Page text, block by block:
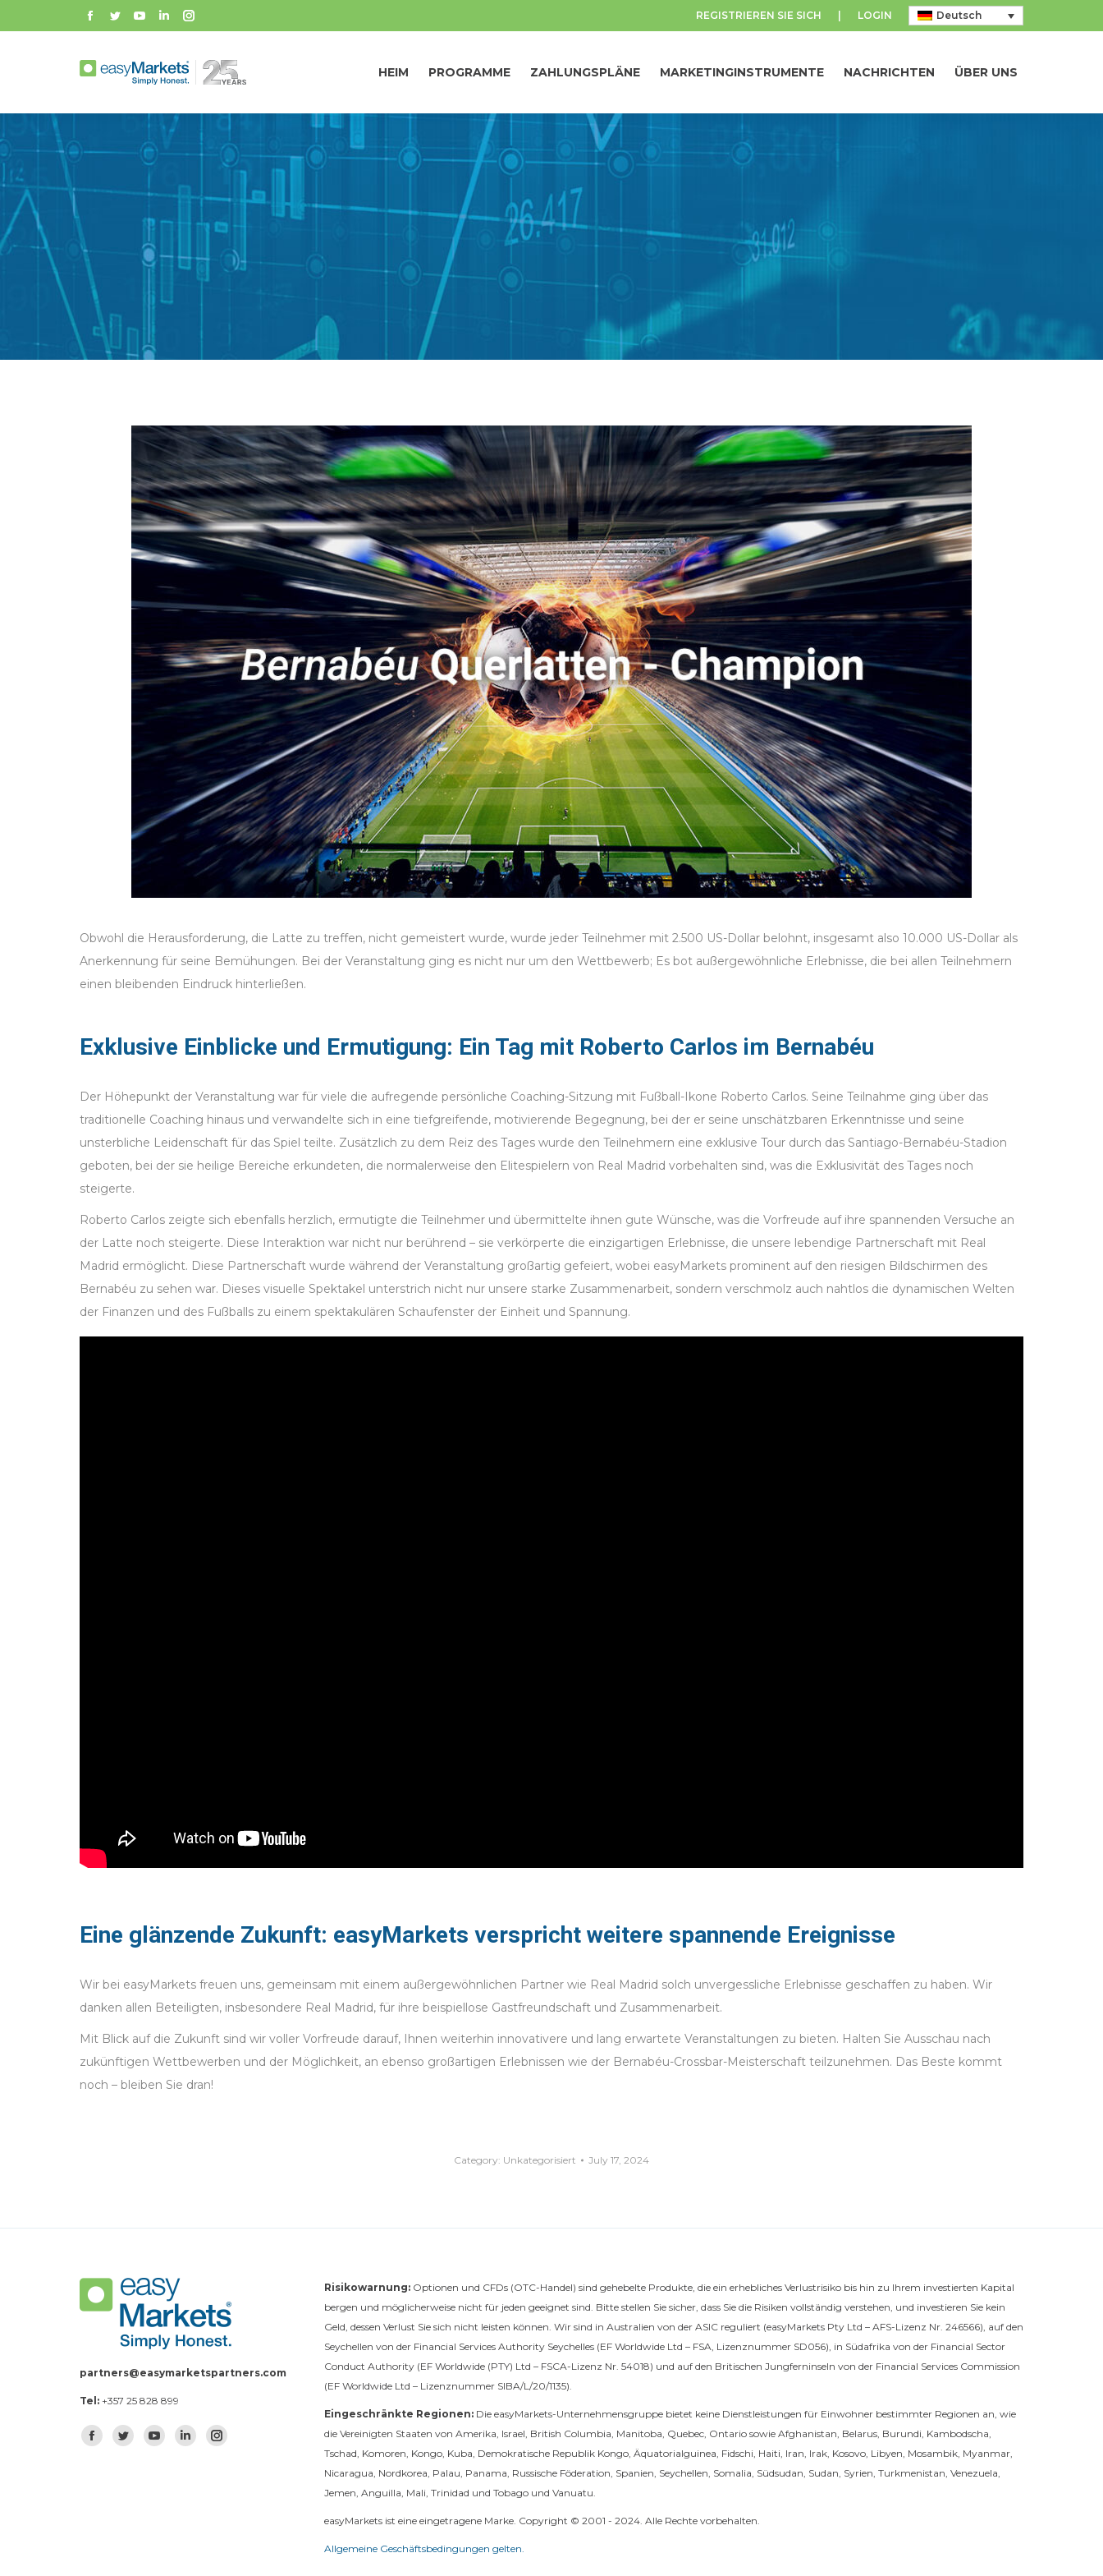
YouTubeLinkedinInstagram
REGISTRIEREN SIE SICH LOGIN Deutsch
HEIM PROGRAMME ZAHLUNGSPLÄNE MARKETINGINSTRUMENTE NACHRICHTEN ÜBER UNS
Obwohl die Herausforderung, die Latte zu treffen, nicht gemeistert wurde, wurde jeder Teilnehmer mit 2.500 US-Dollar belohnt, insgesamt also 10.000 US-Dollar als
Anerkennung für seine Bemühungen. Bei der Veranstaltung ging es nicht nur um den Wettbewerb; Es bot außergewöhnliche Erlebnisse, die bei allen Teilnehmern
einen bleibenden Eindruck hinterließen.
Exklusive Einblicke und Ermutigung: Ein Tag mit Roberto Carlos im Bernabéu
Der Höhepunkt der Veranstaltung war für viele die aufregende persönliche Coaching-Sitzung mit Fußball-Ikone Roberto Carlos. Seine Teilnahme ging über das
traditionelle Coaching hinaus und verwandelte sich in eine tiefgreifende, motivierende Begegnung, bei der er seine unschätzbaren Erkenntnisse und seine
unsterbliche Leidenschaft für das Spiel teilte. Zusätzlich zu dem Reiz des Tages wurde den Teilnehmern eine exklusive Tour durch das Santiago-Bernabéu-Stadion
geboten, bei der sie heilige Bereiche erkundeten, die normalerweise den Elitespielern von Real Madrid vorbehalten sind, was die Exklusivität des Tages noch
steigerte.
Roberto Carlos zeigte sich ebenfalls herzlich, ermutigte die Teilnehmer und übermittelte ihnen gute Wünsche, was die Vorfreude auf ihre spannenden Versuche an
der Latte noch steigerte. Diese Interaktion war nicht nur berührend – sie verkörperte die einzigartigen Erlebnisse, die unsere lebendige Partnerschaft mit Real
Madrid ermöglicht. Diese Partnerschaft wurde während der Veranstaltung großartig gefeiert, wobei easyMarkets prominent auf den riesigen Bildschirmen des
Bernabéu zu sehen war. Dieses visuelle Spektakel unterstrich nicht nur unsere starke Zusammenarbeit, sondern verschmolz auch nahtlos die dynamischen Welten
der Finanzen und des Fußballs zu einem spektakulären Schaufenster der Einheit und Spannung.
Eine glänzende Zukunft: easyMarkets verspricht weitere spannende Ereignisse
Wir bei easyMarkets freuen uns, gemeinsam mit einem außergewöhnlichen Partner wie Real Madrid solch unvergessliche Erlebnisse geschaffen zu haben. Wir
danken allen Beteiligten, insbesondere Real Madrid, für ihre beispiellose Gastfreundschaft und Zusammenarbeit.
Mit Blick auf die Zukunft sind wir voller Vorfreude darauf, Ihnen weiterhin innovativere und lang erwartete Veranstaltungen zu bieten. Halten Sie Ausschau nach
zukünftigen Wettbewerben und der Möglichkeit, an ebenso großartigen Erlebnissen wie der Bernabéu-Crossbar-Meisterschaft teilzunehmen. Das Beste kommt
noch – bleiben Sie dran!
Category: Unkategorisiert July 17, 2024
partners@easymarketspartners.com
Tel: +357 25 828 899
Finden Sie uns auf:
Facebook
TwitterYouTubeLinkedinInstagram
Risikowarnung:Optionen und CFDs (OTC-Handel) sind gehebelte Produkte, die ein erhebliches Verlustrisiko bis hin zu Ihrem investierten Kapital
bergen und möglicherweise nicht für jeden geeignet sind. Bitte stellen Sie sicher, dass Sie die Risiken vollständig verstehen, und investieren Sie kein
Geld, dessen Verlust Sie sich nicht leisten können. Wir sind in Australien von der ASIC reguliert (easyMarkets Pty Ltd – AFS-Lizenz Nr. 246566), auf den
Seychellen von der Financial Services Authority Seychelles (EF Worldwide Ltd – FSA, Lizenznummer SD056), in Südafrika von der Financial Sector
Conduct Authority (EF Worldwide (PTY) Ltd – FSCA-Lizenz Nr. 54018) und auf den Britischen Jungferninseln von der Financial Services Commission
(EF Worldwide Ltd – Lizenznummer SIBA/L/20/1135).
Eingeschränkte Regionen:Die easyMarkets-Unternehmensgruppe bietet keine Dienstleistungen für Einwohner bestimmter Regionen an, wie
die Vereinigten Staaten von Amerika, Israel, British Columbia, Manitoba, Quebec, Ontario sowie Afghanistan, Belarus, Burundi, Kambodscha,
Tschad, Komoren, Kongo, Kuba, Demokratische Republik Kongo, Äquatorialguinea, Fidschi, Haiti, Iran, Irak, Kosovo, Libyen, Mosambik, Myanmar,
Nicaragua, Nordkorea, Palau, Panama, Russische Föderation, Spanien, Seychellen, Somalia, Südsudan, Sudan, Syrien, Turkmenistan, Venezuela,
Jemen, Anguilla, Mali, Trinidad und Tobago und Vanuatu.
easyMarkets ist eine eingetragene Marke. Copyright © 2001 - 2024. Alle Rechte vorbehalten.
Allgemeine Geschäftsbedingungen gelten.
NACHRICHTEN ÜBER UNS